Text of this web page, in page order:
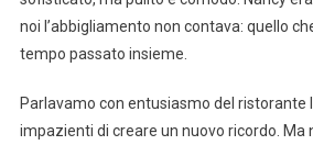
noi l’abbigliamento non contava: quello
tempo passato insieme.
Parlavamo con entusiasmo del ristorante
impazienti di creare un nuovo ricordo. Ma